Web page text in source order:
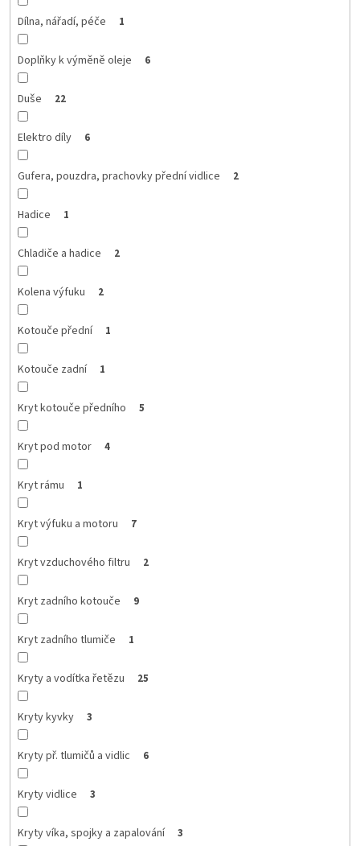
Dílna, nářadí, péče 1
Doplňky k výměně oleje 6
Duše 22
Elektro díly 6
Gufera, pouzdra, prachovky přední vidlice 2
Hadice 1
Chladiče a hadice 2
Kolena výfuku 2
Kotouče přední 1
Kotouče zadní 1
Kryt kotouče předního 5
Kryt pod motor 4
Kryt rámu 1
Kryt výfuku a motoru 7
Kryt vzduchového filtru 2
Kryt zadního kotouče 9
Kryt zadního tlumiče 1
Kryty a vodítka řetězu 25
Kryty kyvky 3
Kryty př. tlumičů a vidlic 6
Kryty vidlice 3
Kryty víka, spojky a zapalování 3